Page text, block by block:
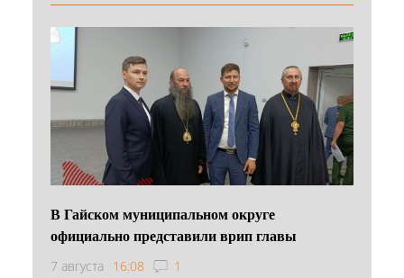
В Гайском муниципальном округе
официально представили врип главы
7 августа 16:08 1